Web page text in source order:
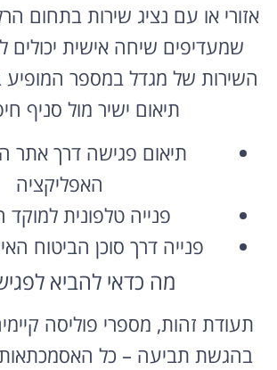
אזורי או עם נציג שירות בתחום
שמעדיפים שיחה אישית יכולים
השירות של מגדל במספר המופיע
תיאום ישיר מול סניף
תיאום פגישה דרך אתר
האפליקציה
פנייה טלפונית למוקד
פנייה דרך סוכן הביטוח
מה כדאי להביא
תעודת זהות, מספרי פוליסה
בהגשת תביעה – כל האסמכתאות